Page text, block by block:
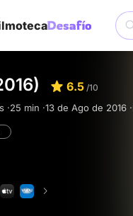
6.5 /10
·25 min ·13 de Ago de 2016 ·